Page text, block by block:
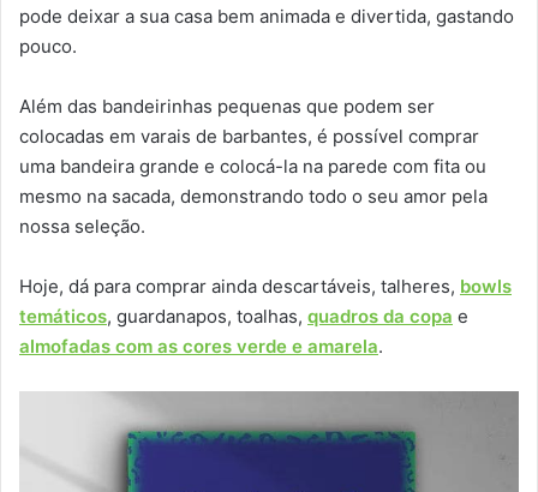
pode deixar a sua casa bem animada e divertida, gastando
pouco.
Além das bandeirinhas pequenas que podem ser
colocadas em varais de barbantes, é possível comprar
uma bandeira grande e colocá-la na parede com fita ou
mesmo na sacada, demonstrando todo o seu amor pela
nossa seleção.
Hoje, dá para comprar ainda descartáveis, talheres, bowls
temáticos, guardanapos, toalhas, quadros da copa e
almofadas com as cores verde e amarela.